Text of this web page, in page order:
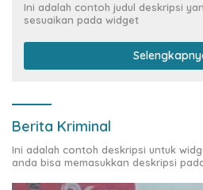
Ini adalah contoh judul deskripsi
sesuaikan pada widget
Berita Kriminal
Ini adalah contoh deskripsi untuk
anda bisa memasukkan deskripsi